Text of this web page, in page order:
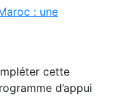
: une
cette
d’appui